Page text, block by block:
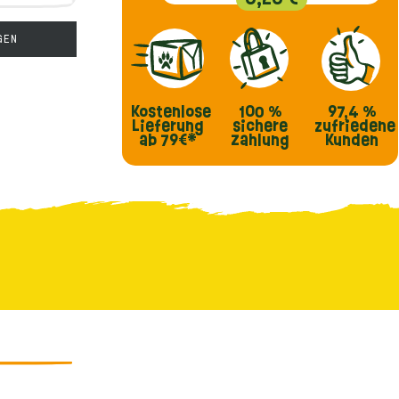
Kostenlose
Lieferung
ab 79€*
100 %
sichere
Zahlung
97,4 %
zufriedene
Kunden